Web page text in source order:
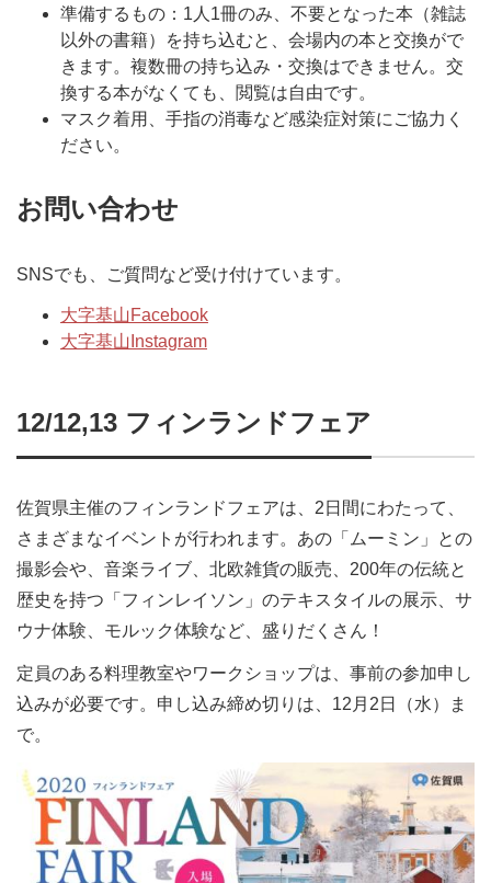
準備するもの：1人1冊のみ、不要となった本（雑誌
以外の書籍）を持ち込むと、会場内の本と交換がで
きます。複数冊の持ち込み・交換はできません。交
換する本がなくても、閲覧は自由です。
マスク着用、手指の消毒など感染症対策にご協力く
ださい。
お問い合わせ
SNSでも、ご質問など受け付けています。
大字基山Facebook
大字基山Instagram
12/12,13 フィンランドフェア
佐賀県主催のフィンランドフェアは、2日間にわたって、
さまざまなイベントが行われます。あの「ムーミン」との
撮影会や、音楽ライブ、北欧雑貨の販売、200年の伝統と
歴史を持つ「フィンレイソン」のテキスタイルの展示、サ
ウナ体験、モルック体験など、盛りだくさん！
定員のある料理教室やワークショップは、事前の参加申し
込みが必要です。申し込み締め切りは、12月2日（水）ま
で。